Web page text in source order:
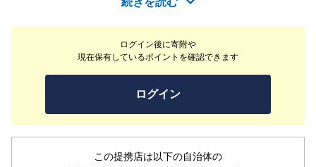
ログイン後に寄附や
現在保有しているポイントを確認できます
ログイン
この提携店は以下の自治体の
境と一晩中利用可能な貸切温泉でゆったりとお過ごしくだ
さい。【温泉】世界屈指のラドン温泉で有名な三朝温泉
は、弱酸性で肌あたりが優しいのが特徴です。塩化物泉で
湯冷めしにくく、湯上りのポカポカが長続きします♪※貸
切制のため、時間帯によってはお待たせする場合もござい
ます。あらかじめご了承ください。